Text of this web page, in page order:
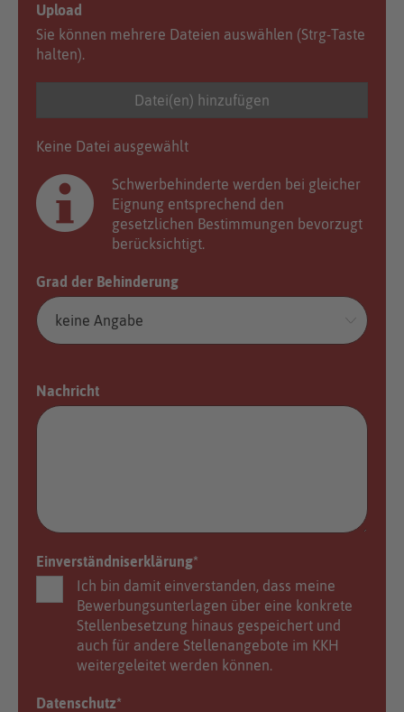
Upload
Sie können mehrere Dateien auswählen (Strg-Taste
halten).
Datei(en) hinzufügen
Keine Datei ausgewählt
Schwerbehinderte werden bei gleicher
Eignung entsprechend den
gesetzlichen Bestimmungen bevorzugt
berücksichtigt.
Grad der Behinderung
Nachricht
Einverständniserklärung*
Ich bin damit einverstanden, dass meine
Bewerbungsunterlagen über eine konkrete
Stellenbesetzung hinaus gespeichert und
auch für andere Stellenangebote im KKH
weitergeleitet werden können.
Datenschutz*